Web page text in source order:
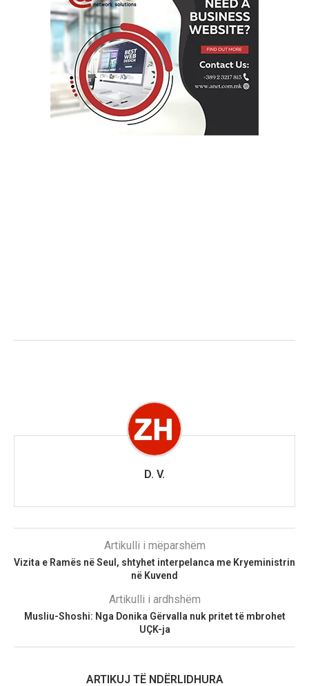
D. V.
Artikulli i mëparshëm
Vizita e Ramës në Seul, shtyhet interpelanca me Kryeministrin
në Kuvend
Artikulli i ardhshëm
Musliu-Shoshi: Nga Donika Gërvalla nuk pritet të mbrohet
UÇK-ja
ARTIKUJ TË NDËRLIDHURA